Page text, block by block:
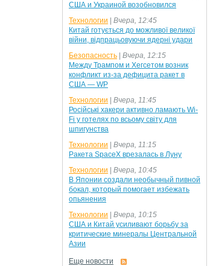
США и Украиной возобновился
Технологии
Вчера, 12:45
Китай готується до можливої великої
війни, відпрацьовуючи ядерні удари
Безопасность
Вчера, 12:15
Между Трампом и Хегсетом возник
конфликт из-за дефицита ракет в
США — WP
Технологии
Вчера, 11:45
Російські хакери активно ламають Wi-
Fi у готелях по всьому світу для
шпигунства
Технологии
Вчера, 11:15
Ракета SpaceX врезалась в Луну
Технологии
Вчера, 10:45
В Японии создали необычный пивной
бокал, который помогает избежать
опьянения
Технологии
Вчера, 10:15
США и Китай усиливают борьбу за
критические минералы Центральной
Азии
Еще новости